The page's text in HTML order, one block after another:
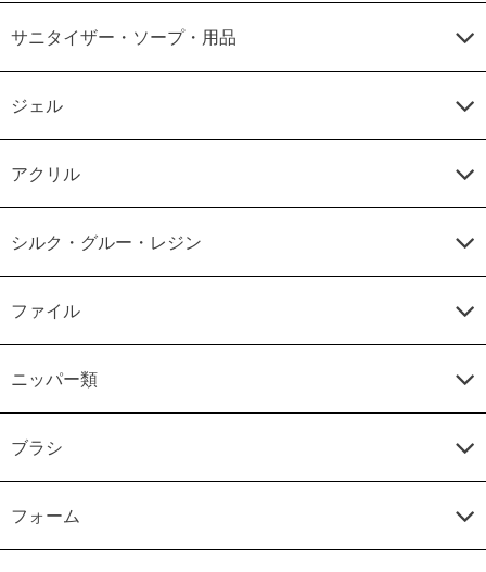
サニタイザー・ソープ・用品
ジェル
アクリル
シルク・グルー・レジン
ファイル
ニッパー類
ブラシ
フォーム